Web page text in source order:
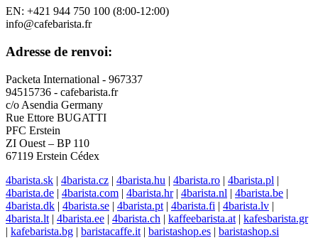
EN: +421 944 750 100 (8:00-12:00)
info@cafebarista.fr
Adresse de renvoi:
Packeta International - 967337
94515736 - cafebarista.fr
c/o Asendia Germany
Rue Ettore BUGATTI
PFC Erstein
ZI Ouest – BP 110
67119 Erstein Cédex
4barista.sk | 4barista.cz | 4barista.hu | 4barista.ro | 4barista.pl |
4barista.de | 4barista.com | 4barista.hr| 4barista.nl | 4barista.be |
4barista.dk | 4barista.se | 4barista.pt | 4barista.fi | 4barista.lv |
4barista.lt | 4barista.ee | 4barista.ch | kaffeebarista.at | kafesbarista.gr
| kafebarista.bg | baristacaffe.it | baristashop.es | baristashop.si